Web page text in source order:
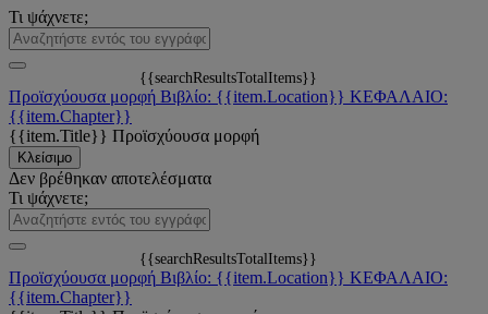
Τι ψάχνετε;
{{searchResultsTotalItems}}
Προϊσχύουσα μορφή Βιβλίο: {{item.Location}} ΚΕΦΑΛΑΙΟ:
{{item.Chapter}}
{{item.Title}} Προϊσχύουσα μορφή
Κλείσιμο
Δεν βρέθηκαν αποτελέσματα
Τι ψάχνετε;
{{searchResultsTotalItems}}
Προϊσχύουσα μορφή Βιβλίο: {{item.Location}} ΚΕΦΑΛΑΙΟ:
{{item.Chapter}}